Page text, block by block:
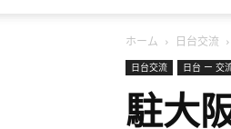
ホーム 日台交流
日台交流 日台 ー 交
駐大